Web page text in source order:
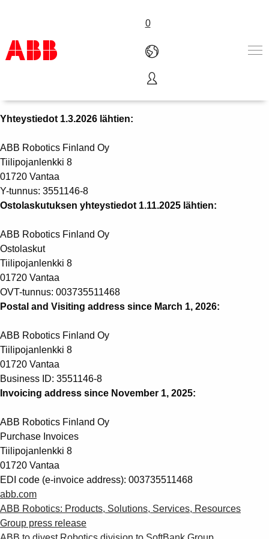
0
Tuotteet ja järjestelmät
Toimialat
ABB-uralle
ABB lyhyesti
Ota yhteyttä
Suggestions
ABB Robotics Finland Oy
Yhteystiedot 1.3.2026 lähtien:
ABB Robotics Finland Oy
Tiilipojanlenkki 8
01720 Vantaa
Y-tunnus: 3551146-8
Ostolaskutuksen yhteystiedot 1.11.2025 lähtien:
ABB Robotics Finland Oy
Ostolaskut
Tiilipojanlenkki 8
01720 Vantaa
OVT-tunnus: 003735511468
Postal and Visiting address since March 1, 2026:
ABB Robotics Finland Oy
Tiilipojanlenkki 8
01720 Vantaa
Business ID: 3551146-8
Invoicing address since November 1, 2025:
ABB Robotics Finland Oy
Purchase Invoices
Tiilipojanlenkki 8
01720 Vantaa
EDI code (e-invoice address): 003735511468
abb.com
ABB Robotics: Products, Solutions, Services, Resources
Group press release